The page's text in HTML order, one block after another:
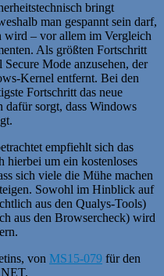
bringt
man gespannt sein darf,
wird – vor allem im Vergleich
Als größten Fortschritt
Mode anzusehen, der
Kernel entfernt. Bei den
Fortschritt das neue
dafür sorgt, dass Windows
empfiehlt sich das
hierbei um ein kostenloses
sich viele die Mühe machen
Sowohl im Hinblick auf
aus den Qualys-Tools)
aus den Browsercheck) wird
von MS15-079 für den